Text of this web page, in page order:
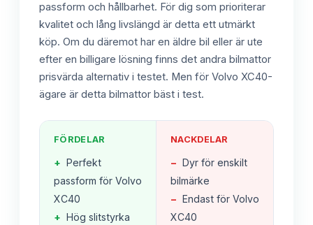
passform och hållbarhet. För dig som prioriterar
kvalitet och lång livslängd är detta ett utmärkt
köp. Om du däremot har en äldre bil eller är ute
efter en billigare lösning finns det andra bilmattor
prisvärda alternativ i testet. Men för Volvo XC40-
ägare är detta bilmattor bäst i test.
FÖRDELAR
+ Perfekt
passform för Volvo
XC40
+ Hög slitstyrka
NACKDELAR
− Dyr för enskilt
bilmärke
− Endast för Volvo
XC40